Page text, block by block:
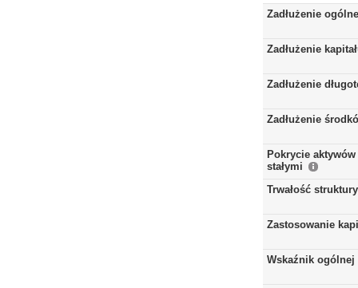
Zadłużenie ogólne
Zadłużenie
Zadłużenie
Zadłużenie
Pokrycie aktywów
stałymi
Trwałość
Zastosowanie
Wskaźnik